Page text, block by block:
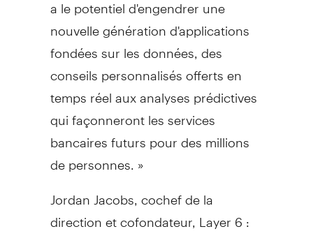
nouvelle génération d'applications
fondées sur les données, des
conseils personnalisés offerts en
temps réel aux analyses prédictives
qui façonneront les services
bancaires futurs pour des millions
de personnes. »
Jordan Jacobs , cochef de la
direction et cofondateur, Layer 6 :